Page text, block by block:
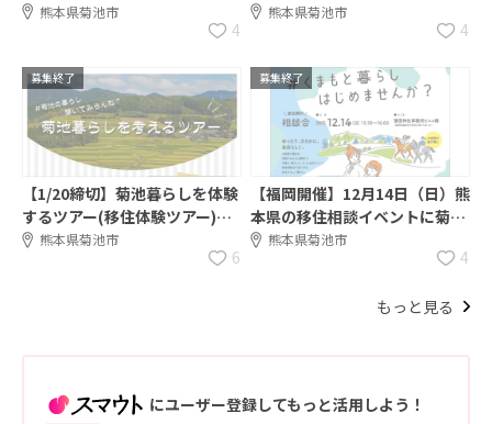
熊本県菊池市
4
熊本県菊池市
4
募集終了
【1/20締切】菊池暮らしを体験
するツアー(移住体験ツアー)参
加者を募集します！
熊本県菊池市
6
募集終了
【福岡開催】12月14日（日）熊
本県の移住相談イベントに菊池
市も参加します！
熊本県菊池市
4
もっと見る
にユーザー登録してもっと活用しよう！